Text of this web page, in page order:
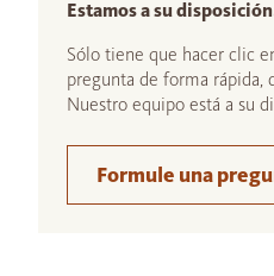
Estamos a su
Sólo tiene que hacer clic
pregunta de forma rápida,
Nuestro equipo está a su
Formule una